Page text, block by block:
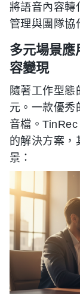
將語音內容轉
管理與團隊協
多元場景
容變現
隨著工作型
元。一款優秀
音檔。
的解決方案，
景：